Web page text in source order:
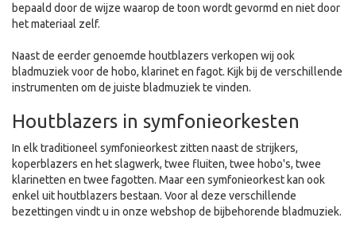
bepaald door de wijze waarop de toon wordt gevormd en niet door
het materiaal zelf.
Naast de eerder genoemde houtblazers verkopen wij ook
bladmuziek voor de hobo, klarinet en fagot. Kijk bij de verschillende
instrumenten om de juiste bladmuziek te vinden.
Houtblazers in symfonieorkesten
In elk traditioneel symfonieorkest zitten naast de strijkers,
koperblazers en het slagwerk, twee fluiten, twee hobo's, twee
klarinetten en twee fagotten. Maar een symfonieorkest kan ook
enkel uit houtblazers bestaan. Voor al deze verschillende
bezettingen vindt u in onze webshop de bijbehorende bladmuziek.